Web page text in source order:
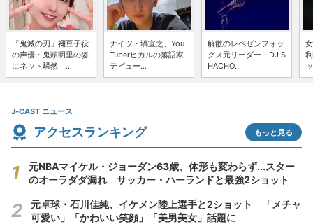
「鬼滅の刃」禰豆子役
の声優・鬼頭明里の姿
にネット騒然 ...
ナイツ・塙宣之、You
Tuberヒカルの落語家
デビュー...
解散のレペゼンフォッ
クス元リーダー・DJ S
HACHO...
J-CAST ニュース
アクセスランキング もっと見る
元NBAマイケル・ジョーダン63歳、体形も変わらず...スター
のオーラダダ漏れ サッカー・ハーランドと最強2ショット
元卓球・石川佳純、イケメン陸上選手と2ショット 「メチャ
可愛い」「かわいい笑顔」「美男美女」話題に